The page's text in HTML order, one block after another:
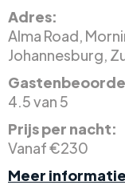
Adres:
Alma Road,
Johannesburg,
4.5 van 5
Prijs per nacht:
Vanaf €230
Meer informatie